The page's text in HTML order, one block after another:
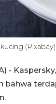
(Pixabay)
-
bahwa